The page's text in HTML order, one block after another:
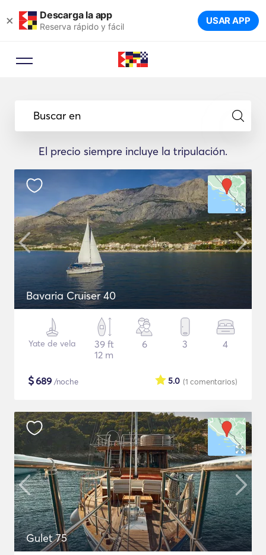
× Descarga la app
Reserva rápido y fácil USAR APP
Buscar en
El precio siempre incluye la tripulación.
Bavaria Cruiser 40
Yate de vela
39 ft
12 m
6 3 4
$689 /noche (1 comentarios)
5.0
Gulet 75
Deje que un experto en viajes le
sugiera los yates ideales para su
viaje.